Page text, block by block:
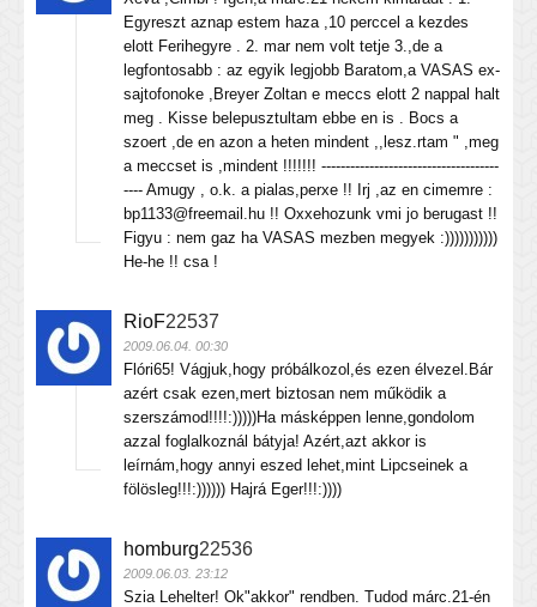
Egyreszt aznap estem haza ,10 perccel a kezdes
elott Ferihegyre . 2. mar nem volt tetje 3.,de a
legfontosabb : az egyik legjobb Baratom,a VASAS ex-
sajtofonoke ,Breyer Zoltan e meccs elott 2 nappal halt
meg . Kisse belepusztultam ebbe en is . Bocs a
szoert ,de en azon a heten mindent ,,lesz.rtam " ,meg
a meccset is ,mindent !!!!!!! -------------------------------------
---- Amugy , o.k. a pialas,perxe !! Irj ,az en cimemre :
bp1133@freemail.hu !! Oxxehozunk vmi jo berugast !!
Figyu : nem gaz ha VASAS mezben megyek :)))))))))))
He-he !! csa !
RioF22537
2009.06.04. 00:30
Flóri65! Vágjuk,hogy próbálkozol,és ezen élvezel.Bár
azért csak ezen,mert biztosan nem működik a
szerszámod!!!!:)))))Ha másképpen lenne,gondolom
azzal foglalkoznál bátyja! Azért,azt akkor is
leírnám,hogy annyi eszed lehet,mint Lipcseinek a
fölösleg!!!:)))))) Hajrá Eger!!!:))))
homburg22536
2009.06.03. 23:12
Szia Lehelter! Ok"akkor" rendben. Tudod márc.21-én